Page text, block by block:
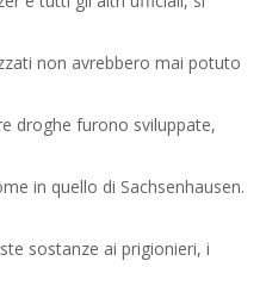
non avrebbero mai potuto
droghe furono sviluppate,
in quello di Sachsenhausen.
sostanze ai prigionieri, i